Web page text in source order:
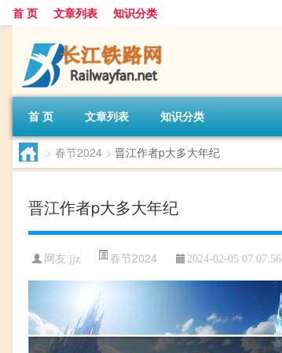
首 页 文章列表 知识分类
首 页 文章列表 知识分类
> 春节2024 > 晋江作者p大多大年纪
晋江作者p大多大年纪
网友:jjz 春节2024 2024-02-05 07:07:56